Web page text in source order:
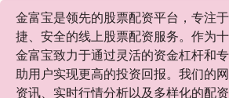
金富宝是领先的股票配资平台，专注
捷、安全的线上股票配资服务。作为
金富宝致力于通过灵活的资金杠杆和
助用户实现更高的投资回报。我们的
资讯、实时行情分析以及多样化的配